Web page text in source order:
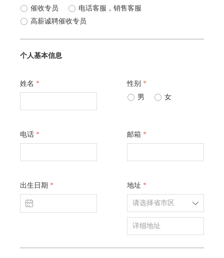
ꀐ 催收专员 ꀐ 电话客服，销售客服
ꀐ 高薪诚聘催收专员
个人基本信息
姓名 * 性别 *
ꀐ 男 ꀐ 女
电话 * 邮箱 *
出生日期 *
ꅄ
地址 *
ꄳ